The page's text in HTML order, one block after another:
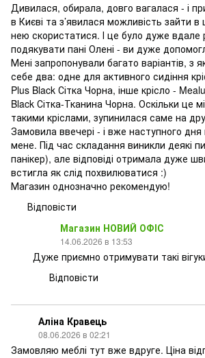
Дивилася, обирала, довго вагалася - і
в Києві та з’явилася можливість зайти
нею скористатися. І це було дуже вдале
подякувати пані Олені - ви дуже
Мені запропонували багато варіантів, з
себе два: одне для активного сидіння
Plus Black Сітка Чорна, інше крісло -
Black Сітка-Тканина Чорна. Оскільки це
такими кріслами, зупинилася саме на
Замовила ввечері - і вже наступного
мене. Під час складання виникли деякі
панікер), але відповіді отримала дуже
встигла як слід похвилюватися :)
Магазин однозначно рекомендую!
Відповісти
Магазин НОВИЙ ОФІС
14.06.2026 в 13:53
Дуже приємно отримувати такі
Відповісти
Аліна Кравець
08.06.2026 в 02:21
Замовляю меблі тут вже вдруге. Ціна